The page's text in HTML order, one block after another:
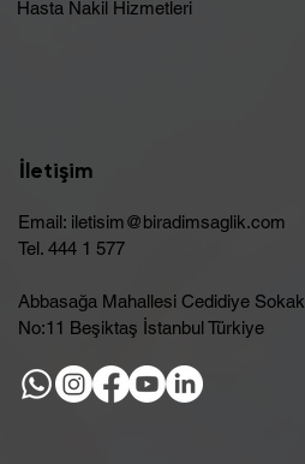
Hasta Nakil Hizmetleri
İletişim
Email: iletisim@biradimsaglik.com
Tel. 444 1 577
Abbasağa Mahallesi Cedidiye Sokak
No:11 Beşiktaş İstanbul Türkiye